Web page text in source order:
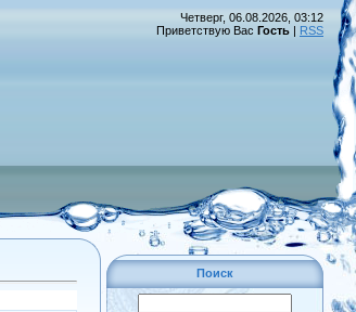
Четверг, 06.08.2026, 03:12
Приветствую Вас Гость | RSS
Поиск